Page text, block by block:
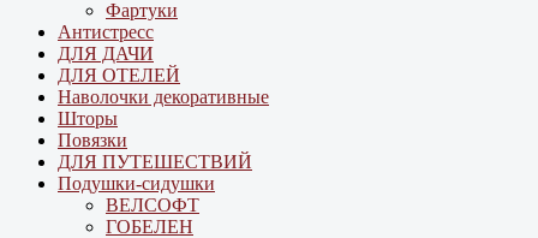
Фартуки
Антистресс
ДЛЯ ДАЧИ
ДЛЯ ОТЕЛЕЙ
Наволочки декоративные
Шторы
Повязки
ДЛЯ ПУТЕШЕСТВИЙ
Подушки-сидушки
ВЕЛСОФТ
ГОБЕЛЕН